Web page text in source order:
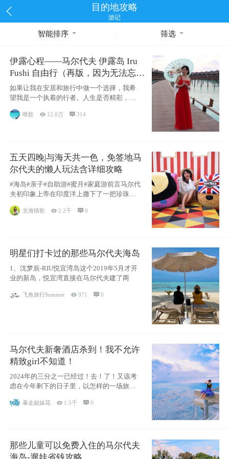
目的地攻略
游记
智能排序 筛选
伊露心程——马尔代夫 伊露岛 Iru
Fushi 自由行（再版，因为无法忘却
的留恋）
如果让我在安居和旅行中做一个选择，我希
望我是一个执着的行者。人生是否精彩，都
源于自己
唯歆  12.0万  314
五天四晚|与海天共一色，免签地马
尔代夫的懒人玩法含详细攻略
#海岛#亲子#自助游#蜜月#家庭游前言马尔代
夫初印象上帝在印度洋上撒下了一把珍珠，
北海情歌 2.2千 0
明星们打卡过的那些马尔代夫海岛
1、沈梦辰-RIU悦宜湾岛这个2019年5月才开
业的新岛，悦宜湾直接在马尔代夫建了两
飞鱼旅行Summer 971 0
马尔代夫新奢酒店杀到！我不允许
精致girl不知道！
2024年的三分之一已经过！去！了！又该考
虑在今年剩下的日子里，以怎样的一场旅行
暴走姐妹花  1.5千 0
那些儿童可以免费入住的马尔代夫